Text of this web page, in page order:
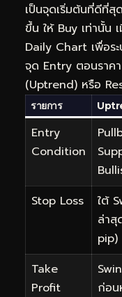
เป็นจุดเริ่มต้นที่ดีที่
ขึ้น ให้ Buy เท่านั้น
Daily Chart เพื่อร
จุด Entry ตอนราค
(Uptrend) หรือ
รายการ
Entry
Condition
Stop Loss
ใต้
ล่า
pip)
Take
Profit
ก่อน